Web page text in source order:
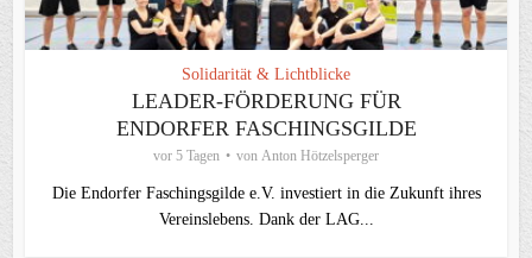
Solidarität & Lichtblicke
LEADER-FÖRDERUNG FÜR
ENDORFER FASCHINGSGILDE
vor 5 Tagen von Anton Hötzelsperger
Die Endorfer Faschingsgilde e.V. investiert in die Zukunft ihres
Vereinslebens. Dank der LAG...